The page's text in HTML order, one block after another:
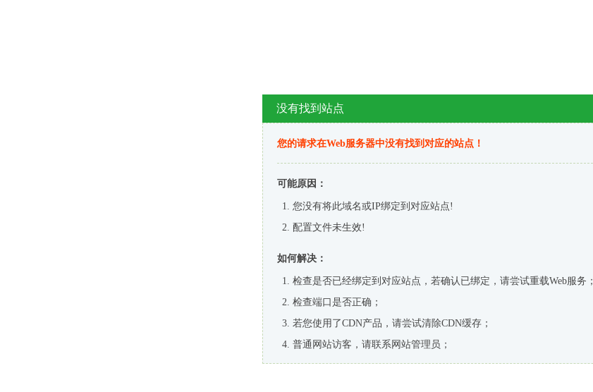
没有找到站点
您的请求在Web服务器中没有找到对应的站点！
可能原因：
您没有将此域名或IP绑定到对应站点!
配置文件未生效!
如何解决：
检查是否已经绑定到对应站点，若确认已绑定，请尝试重载Web服务；
检查端口是否正确；
若您使用了CDN产品，请尝试清除CDN缓存；
普通网站访客，请联系网站管理员；